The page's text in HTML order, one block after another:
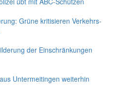
Grüne kritisieren Verkehrs-
der Einschränkungen
Untermeitingen weiterhin